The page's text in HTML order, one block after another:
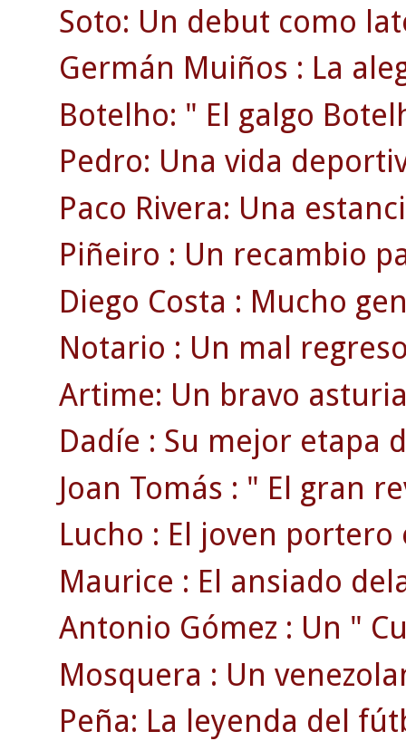
Soto: Un debut como
Germán Muiños : La
Botelho: " El galgo
Pedro: Una vida
Paco Rivera: Una
Piñeiro : Un recambio
Diego Costa : Mucho
Notario : Un mal
Artime: Un bravo
Dadíe : Su mejor etapa
Joan Tomás : " El gran
Lucho : El joven
Maurice : El ansiado
Antonio Gómez : Un "
Mosquera : Un
Peña: La leyenda del